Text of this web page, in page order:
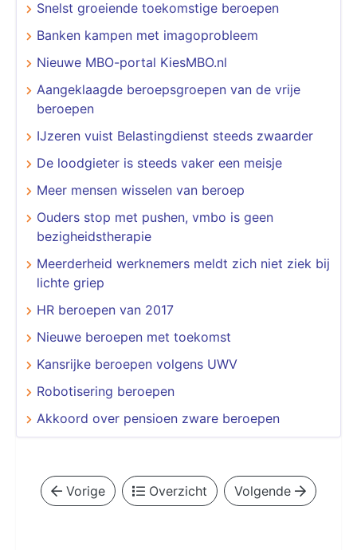
Snelst groeiende toekomstige beroepen
Banken kampen met imagoprobleem
Nieuwe MBO-portal KiesMBO.nl
Aangeklaagde beroepsgroepen van de vrije
beroepen
IJzeren vuist Belastingdienst steeds zwaarder
De loodgieter is steeds vaker een meisje
Meer mensen wisselen van beroep
Ouders stop met pushen, vmbo is geen
bezigheidstherapie
Meerderheid werknemers meldt zich niet ziek bij
lichte griep
HR beroepen van 2017
Nieuwe beroepen met toekomst
Kansrijke beroepen volgens UWV
Robotisering beroepen
Akkoord over pensioen zware beroepen
Vorige Overzicht Volgende